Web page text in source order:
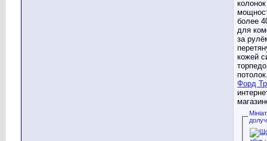
более
для
за
кожей
Форд